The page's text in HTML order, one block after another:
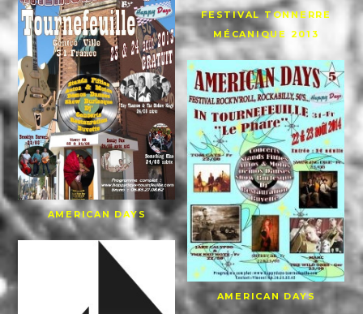
FESTIVAL TONNERRE
MÉCANIQUE 2013
AMERICAN DAYS
AMERICAN DAYS